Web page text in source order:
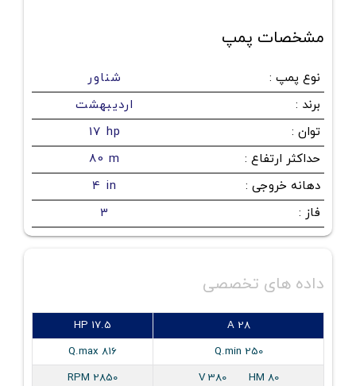
مشخصات پمپ
نوع پمپ :
شناور
برند :
اردیبهشت
توان :
17 hp
حداکثر ارتفاع :
80 m
دهانه خروجی :
4 in
فاز :
3
داده های تخصصی
A 28
HP 17.5
Q.min 250
Q.max 816
V 380 HM 80
2850 RPM